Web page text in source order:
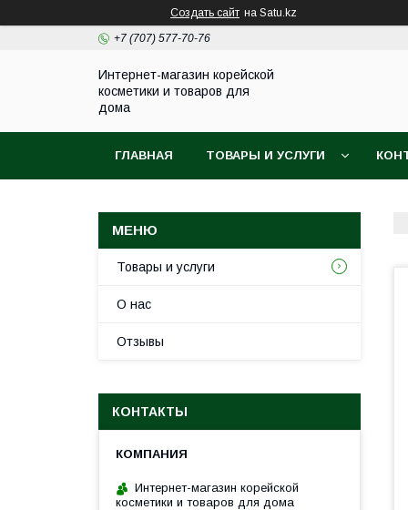
Создать сайт на Satu.kz
+7 (707) 577-70-76
Интернет-магазин корейской
косметики и товаров для
дома
ГЛАВНАЯ ТОВАРЫ И УСЛУГИ
Товары и услуги
О нас
Отзывы
КОНТАКТЫ
Интернет-магазин корейской
косметики и товаров для дома